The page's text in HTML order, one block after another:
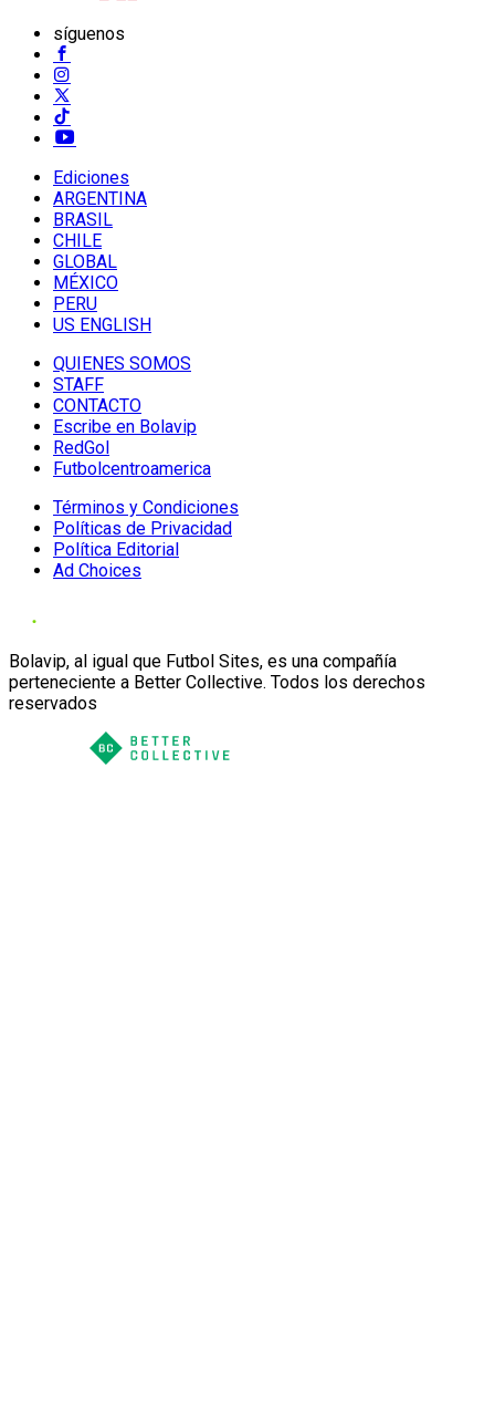
síguenos
Ediciones
ARGENTINA
BRASIL
CHILE
GLOBAL
MÉXICO
PERU
US ENGLISH
QUIENES SOMOS
STAFF
CONTACTO
Escribe en Bolavip
RedGol
Futbolcentroamerica
Términos y Condiciones
Políticas de Privacidad
Política Editorial
Ad Choices
Bolavip, al igual que Futbol Sites, es una compañía
perteneciente a Better Collective. Todos los derechos
reservados